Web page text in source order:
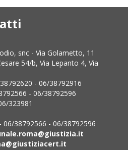
snc - Via Golametto, 11
54/b, Via Lepanto 4, Via
- 06/38792916
- 06/38792596
323981
06/38792566 - 06/38792596